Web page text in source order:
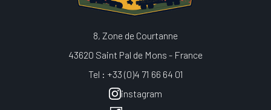
8, Zone de Courtanne
43620 Saint Pal de Mons - France
Tel : +33 (0)4 71 66 64 01
instagram